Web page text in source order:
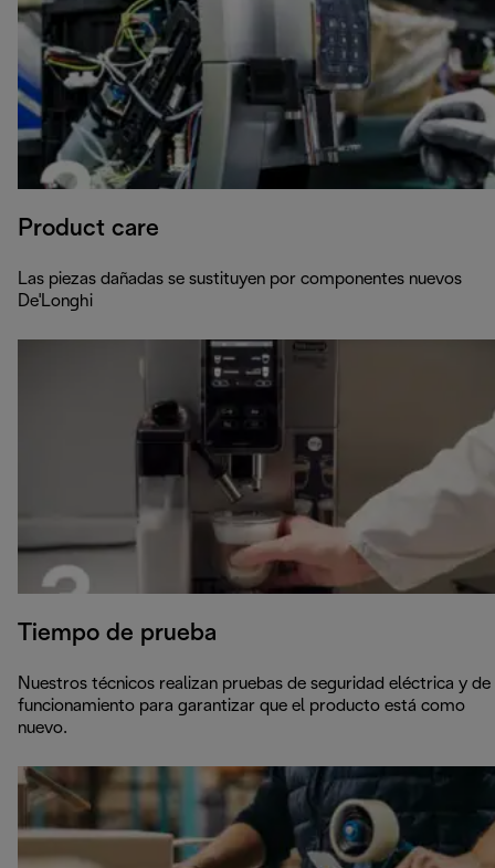
Product care
Las piezas dañadas se sustituyen por componentes nuevos
De'Longhi
Tiempo de prueba
Nuestros técnicos realizan pruebas de seguridad eléctrica y de
funcionamiento para garantizar que el producto está como
nuevo.